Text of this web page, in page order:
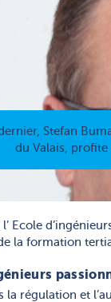
Stefan
du Valais, profite
l’ Ecole
la formation
la régulation et